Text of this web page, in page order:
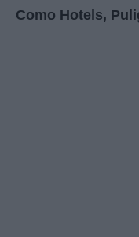
Como Hotels,